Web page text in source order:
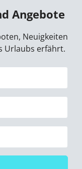
Angebote
Neuigkeiten
Urlaubs erfährt.